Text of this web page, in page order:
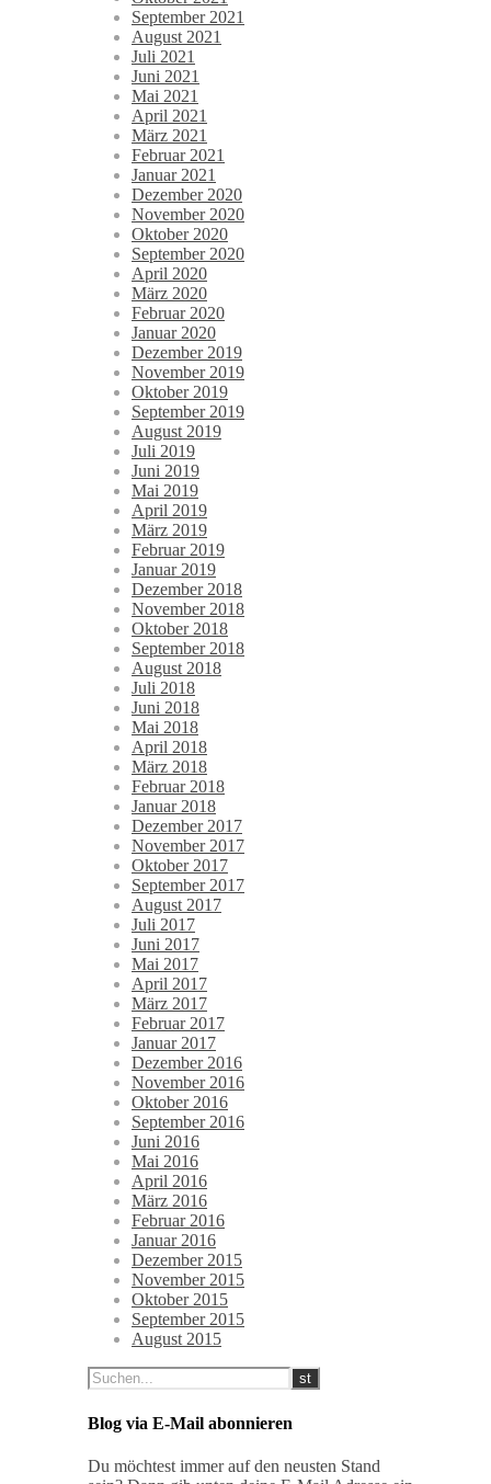
September 2021
August 2021
Juli 2021
Juni 2021
Mai 2021
April 2021
März 2021
Februar 2021
Januar 2021
Dezember 2020
November 2020
Oktober 2020
September 2020
April 2020
März 2020
Februar 2020
Januar 2020
Dezember 2019
November 2019
Oktober 2019
September 2019
August 2019
Juli 2019
Juni 2019
Mai 2019
April 2019
März 2019
Februar 2019
Januar 2019
Dezember 2018
November 2018
Oktober 2018
September 2018
August 2018
Juli 2018
Juni 2018
Mai 2018
April 2018
März 2018
Februar 2018
Januar 2018
Dezember 2017
November 2017
Oktober 2017
September 2017
August 2017
Juli 2017
Juni 2017
Mai 2017
April 2017
März 2017
Februar 2017
Januar 2017
Dezember 2016
November 2016
Oktober 2016
September 2016
Juni 2016
Mai 2016
April 2016
März 2016
Februar 2016
Januar 2016
Dezember 2015
November 2015
Oktober 2015
September 2015
August 2015
Blog via E-Mail abonnieren
Du möchtest immer auf den neusten Stand